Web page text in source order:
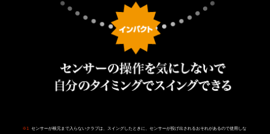
※1 センサーが根元まで入らないクラブは、スイングしたときに、センサーが投げ出されるおそれがあるので使用しな